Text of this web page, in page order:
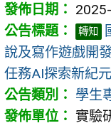
轉知
說及寫作遊戲開
任務AI探索新紀
學生
實驗